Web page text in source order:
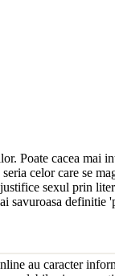
Poate cacea mai
celor care se
sexul prin
savuroasa
au caracter